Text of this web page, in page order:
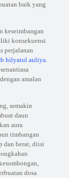
baik yang
keseimbangan
konsekuensi
perjalanan
hilyatul auliya.
amalan
semakin
daun
aura
timbangan
dan berat, diisi
dosa